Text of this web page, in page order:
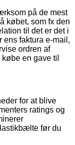
på de mest
købet, som fx den
til det er det i
ens faktura e-mail,
ordren af
en gave til
for at blive
ratings og
før du